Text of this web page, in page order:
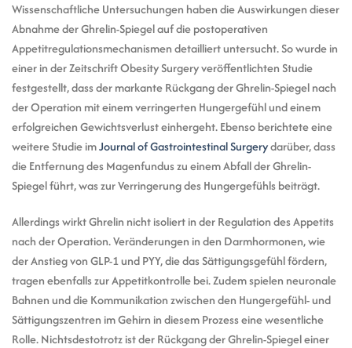
Wissenschaftliche Untersuchungen haben die Auswirkungen dieser
Abnahme der Ghrelin-Spiegel auf die postoperativen
Appetitregulationsmechanismen detailliert untersucht. So wurde in
einer in der Zeitschrift Obesity Surgery veröffentlichten Studie
festgestellt, dass der markante Rückgang der Ghrelin-Spiegel nach
der Operation mit einem verringerten Hungergefühl und einem
erfolgreichen Gewichtsverlust einhergeht. Ebenso berichtete eine
weitere Studie imJournal of Gastrointestinal Surgerydarüber, dass
die Entfernung des Magenfundus zu einem Abfall der Ghrelin-
Spiegel führt, was zur Verringerung des Hungergefühls beiträgt.
Allerdings wirkt Ghrelin nicht isoliert in der Regulation des Appetits
nach der Operation. Veränderungen in den Darmhormonen, wie
der Anstieg von GLP-1 und PYY, die das Sättigungsgefühl fördern,
tragen ebenfalls zur Appetitkontrolle bei. Zudem spielen neuronale
Bahnen und die Kommunikation zwischen den Hungergefühl- und
Sättigungszentren im Gehirn in diesem Prozess eine wesentliche
Rolle. Nichtsdestotrotz ist der Rückgang der Ghrelin-Spiegel einer